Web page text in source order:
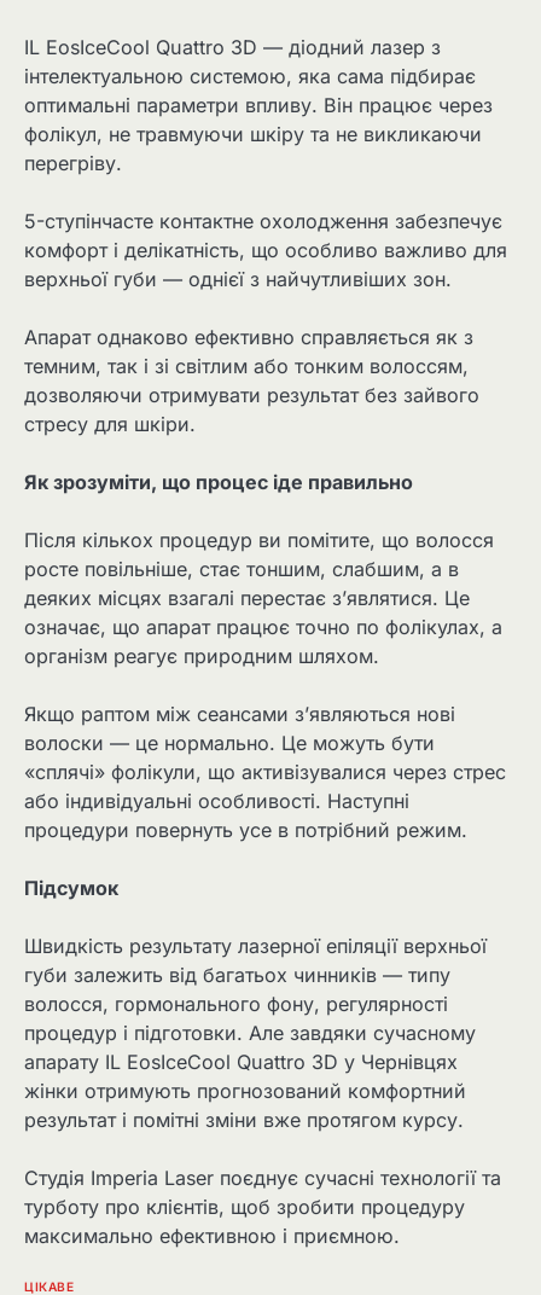
IL EosIceCool Quattro 3D — діодний лазер з
інтелектуальною системою, яка сама підбирає
оптимальні параметри впливу. Він працює через
фолікул, не травмуючи шкіру та не викликаючи
перегріву.
5-ступінчасте контактне охолодження забезпечує
комфорт і делікатність, що особливо важливо для
верхньої губи — однієї з найчутливіших зон.
Апарат однаково ефективно справляється як з
темним, так і зі світлим або тонким волоссям,
дозволяючи отримувати результат без зайвого
стресу для шкіри.
Як зрозуміти, що процес іде правильно
Після кількох процедур ви помітите, що волосся
росте повільніше, стає тоншим, слабшим, а в
деяких місцях взагалі перестає з’являтися. Це
означає, що апарат працює точно по фолікулах, а
організм реагує природним шляхом.
Якщо раптом між сеансами з’являються нові
волоски — це нормально. Це можуть бути
«сплячі» фолікули, що активізувалися через стрес
або індивідуальні особливості. Наступні
процедури повернуть усе в потрібний режим.
Підсумок
Швидкість результату лазерної епіляції верхньої
губи залежить від багатьох чинників — типу
волосся, гормонального фону, регулярності
процедур і підготовки. Але завдяки сучасному
апарату IL EosIceCool Quattro 3D у Чернівцях
жінки отримують прогнозований комфортний
результат і помітні зміни вже протягом курсу.
Студія Imperia Laser поєднує сучасні технології та
турботу про клієнтів, щоб зробити процедуру
максимально ефективною і приємною.
ЦІКАВЕ